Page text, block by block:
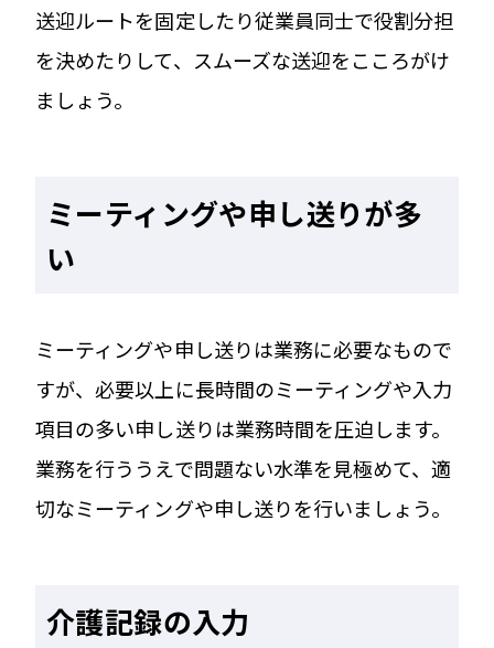
送迎ルートを固定したり従業員同士で役割分担
を決めたりして、スムーズな送迎をこころがけ
ましょう。
ミーティングや申し送りが多
い
ミーティングや申し送りは業務に必要なもので
すが、必要以上に長時間のミーティングや入力
項目の多い申し送りは業務時間を圧迫します。
業務を行ううえで問題ない水準を見極めて、適
切なミーティングや申し送りを行いましょう。
介護記録の入力